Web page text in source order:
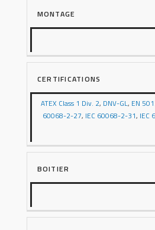
MONTAGE
CERTIFICATIONS
ATEX Class 1 Div. 2, DNV-GL, EN
60068-2-27, IEC 60068-2-31, IEC
BOITIER